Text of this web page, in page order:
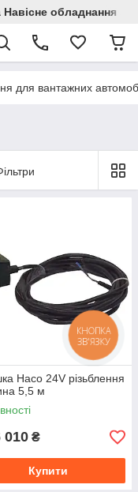
Навісне обладнання
для вантажних
Haco 24V різьблення
5,5 м
010 ₴
Купити
КНОПКА
ЗВ'ЯЗКУ